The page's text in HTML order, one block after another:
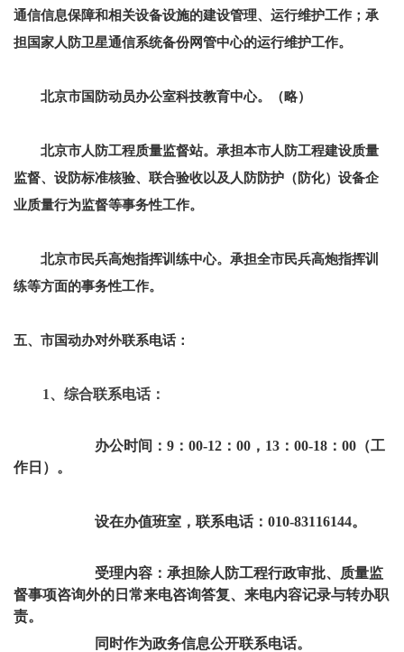
通信信息保障和相关设备设施的建设管理、运行维护工作；承
担国家人防卫星通信系统备份网管中心的运行维护工作。
北京市国防动员办公室科技教育中心。 （略）
北京市人防工程质量监督站。 承担本市人防工程建设质量
监督、设防标准核验、联合验收以及人防防护（防化）设备企
业质量行为监督等事务性工作。
北京市民兵高炮指挥训练中心。 承担全市民兵高炮指挥训
练等方面的事务性工作。
五、市国动办对外联系电话：
1、综合联系电话：
办公时间：9：00-12：00，13：00-18：00（工
作日）。
设在办值班室，联系电话：010-83116144。
受理内容：承担除人防工程行政审批、质量监
督事项咨询外的日常来电咨询答复、来电内容记录与转办职
责。
同时作为政务信息公开联系电话。